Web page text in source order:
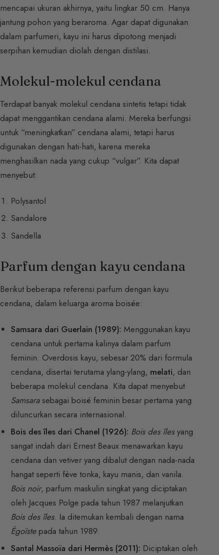
mencapai ukuran akhirnya, yaitu lingkar 50 cm. Hanya
jantung pohon yang beraroma. Agar dapat digunakan
dalam parfumeri, kayu ini harus dipotong menjadi
serpihan kemudian diolah dengan distilasi.
Molekul-molekul cendana
Terdapat banyak molekul cendana sintetis tetapi tidak
dapat menggantikan cendana alami. Mereka berfungsi
untuk “meningkatkan” cendana alami, tetapi harus
digunakan dengan hati-hati, karena mereka
menghasilkan nada yang cukup “vulgar”. Kita dapat
menyebut:
Polysantol
Sandalore
Sandella
Parfum dengan kayu cendana
Berikut beberapa referensi parfum dengan kayu
cendana, dalam keluarga aroma boisée:
Samsara dari Guerlain (1989): Menggunakan kayu
cendana untuk pertama kalinya dalam parfum
feminin. Overdosis kayu, sebesar 20% dari formula
cendana, disertai terutama ylang-ylang, melati, dan
beberapa molekul cendana. Kita dapat menyebut
Samsarasebagai boisé feminin besar pertama yang
diluncurkan secara internasional.
Bois des îles dari Chanel (1926): Bois des îlesyang
sangat indah dari Ernest Beaux menawarkan kayu
cendana dan vetiver yang dibalut dengan nada-nada
hangat seperti fève tonka, kayu manis, dan vanila.
Bois noir, parfum maskulin singkat yang diciptakan
oleh Jacques Polge pada tahun 1987 melanjutkan
Bois des îles. Ia ditemukan kembali dengan nama
Égoïstepada tahun 1989.
Santal Massoïa dari Hermès (2011): Diciptakan oleh